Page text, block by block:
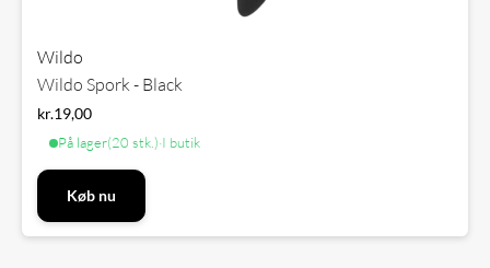
Wildo
Wildo Spork - Black
kr.19,00
På lager(20 stk.)·I butik
Køb nu